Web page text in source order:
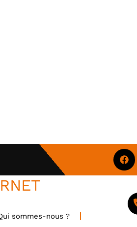
sommes-nous ?